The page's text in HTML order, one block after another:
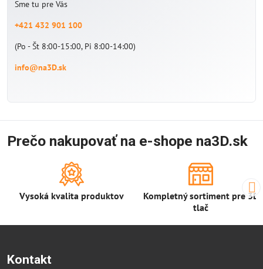
Sme tu pre Vás
+421 432 901 100
(Po - Št 8:00-15:00, Pi 8:00-14:00)
info@na3D.sk
Prečo nakupovať na e-shope na3D.sk
Vysoká kvalita produktov
Kompletný sortiment pre 3D
tlač
Kontakt